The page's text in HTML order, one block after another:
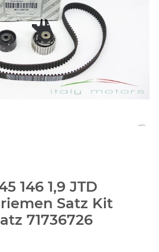
146 1,9 JTD
Satz Kit
71736726